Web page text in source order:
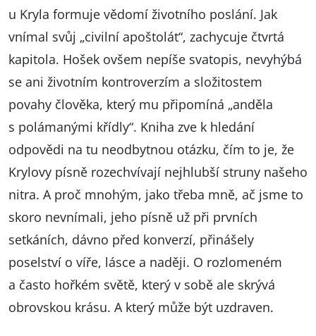
u Kryla formuje vědomí životního poslání. Jak
vnímal svůj „civilní apoštolát“, zachycuje čtvrtá
kapitola. Hošek ovšem nepíše svatopis, nevyhýbá
se ani životním kontroverzím a složitostem
povahy člověka, který mu připomíná „anděla
s polámanými křídly“. Kniha zve k hledání
odpovědi na tu neodbytnou otázku, čím to je, že
Krylovy písně rozechvívají nejhlubší struny našeho
nitra. A proč mnohým, jako třeba mně, ač jsme to
skoro nevnímali, jeho písně už při prvních
setkáních, dávno před konverzí, přinášely
poselství o víře, lásce a naději. O rozlomeném
a často hořkém světě, který v sobě ale skrývá
obrovskou krásu. A který může být uzdraven.